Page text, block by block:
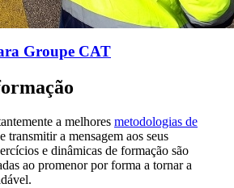
Groupe CAT
a melhores metodologias de
transmitir a mensagem aos seus
e dinâmicas de formação são
ao promenor por forma a tornar a